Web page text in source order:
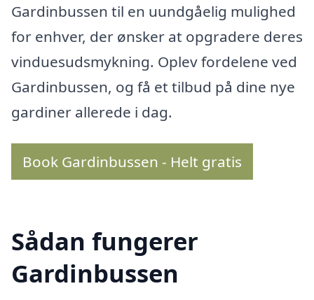
Gardinbussen til en uundgåelig mulighed
for enhver, der ønsker at opgradere deres
vinduesudsmykning. Oplev fordelene ved
Gardinbussen, og få et tilbud på dine nye
gardiner allerede i dag.
Book Gardinbussen - Helt gratis
Sådan fungerer
Gardinbussen